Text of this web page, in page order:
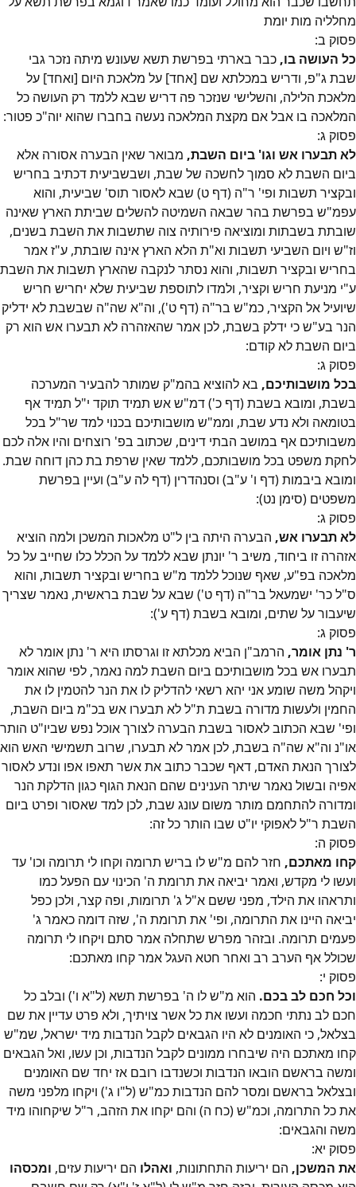
מחלליה מות יומת
פסוק ב:
כל העושה בו, כבר בארתי בפרשת תשא שעונש מיתה נזכר גבי
שבת ג"פ, ודריש במכלתא שם [אחד] על מלאכת היום [ואחד] על
מלאכת הלילה, והשלישי שנזכר פה דריש שבא ללמד רק העושה כל
המלאכה בו אבל אם מקצת המלאכה נעשה בחברו שהוא יוה"כ פטור:
פסוק ג:
לא תבערו אש וגו' ביום השבת, מבואר שאין הבערה אסורה אלא
ביום השבת לא סמוך לחשכה של שבת, ושבשביעית דכתיב בחריש
ובקציר תשבות ופי' ר"ה (דף ט) שבא לאסור תוס' שביעית, והוא
עפמ"ש בפרשת בהר שבאה השמיטה להשלים שביתת הארץ שאינה
שובתת בשבתות ומוציאה פירותיה צוה שתשבות את השבת בשנים,
וז"ש ויום השביעי תשבות וא"ת הלא הארץ אינה שובתת, ע"ז אמר
בחריש ובקציר תשבות, והוא נסתר לנקבה שהארץ תשבות את השבת
ע"י מניעת חריש וקציר, ולמדו לתוספת שביעית שלא יחריש חריש
שיועיל אל הקציר, כמ"ש בר"ה (דף ט'), וה"א שה"ה שבשבת לא ידליק
הנר בע"ש כי ידלק בשבת, לכן אמר שהאזהרה לא תבערו אש הוא רק
ביום השבת לא קודם:
פסוק ג:
בכל מושבותיכם, בא להוציא בהמ"ק שמותר להבעיר המערכה
בשבת, ומובא בשבת (דף כ') דמ"ש אש תמיד תוקד י"ל תמיד אף
בטומאה ולא נדע שבת, וממ"ש מושבותיכם בכנוי למד שר"ל בכל
משבותיכם אף במושב הבתי דינים, שכתוב בפ' רוצחים והיו אלה לכם
לחקת משפט בכל מושבותכם, ללמד שאין שרפת בת כהן דוחה שבת.
ומובא ביבמות (דף ו' ע"ב) וסנהדרין (דף לה ע"ב) ועיין בפרשת
משפטים (סימן נט):
פסוק ג:
לא תבערו אש, הבערה היתה בין ל"ט מלאכות המשכן ולמה הוציא
אזהרה זו ביחוד, משיב ר' יונתן שבא ללמד על הכלל כלו שחייב על כל
מלאכה בפ"ע, שאף שנוכל ללמד מ"ש בחריש ובקציר תשבות, והוא
ס"ל כר' ישמעאל בר"ה (דף ט') שבא על שבת בראשית, נאמר שצריך
שיעבור על שתים, ומובא בשבת (דף ע'):
פסוק ג:
ר' נתן אומר, הרמב"ן הביא מכלתא זו וגרסתו היא ר' נתן אומר לא
תבערו אש בכל מושבותיכם ביום השבת למה נאמר, לפי שהוא אומר
ויקהל משה שומע אני יהא רשאי להדליק לו את הנר להטמין לו את
החמין ולעשות מדורה בשבת ת"ל לא תבערו אש בכ"מ ביום השבת,
ופי' שבא הכתוב לאסור בשבת הבערה לצורך אוכל נפש שביו"ט הותר
או"נ וה"א שה"ה בשבת, לכן אמר לא תבערו, שרוב תשמישי האש הוא
לצורך הנאת האדם, דאף שכבר כתוב את אשר תאפו אפו ונדע לאסור
אפיה ובשול נאמר שיתר הענינים שהם הנאת הגוף כגון הדלקת הנר
ומדורה להתחמם מותר משום עונג שבת, לכן למד שאסור ופרט ביום
השבת ר"ל לאפוקי יו"ט שבו הותר כל זה:
פסוק ה:
קחו מאתכם, חזר להם מ"ש לו בריש תרומה וקחו לי תרומה וכו' עד
ועשו לי מקדש, ואמר יביאה את תרומת ה' הכינוי עם הפעל כמו
ותראהו את הילד, מפני ששם א"ל ג' תרומות, ופה קצר, ולכן כפל
יביאה היינו את התרומה, ופי' את תרומת ה', שזה דומה כאמר ג'
פעמים תרומה. ובזהר מפרש שתחלה אמר סתם ויקחו לי תרומה
שכולל אף הערב רב ואחר חטא העגל אמר קחו מאתכם:
פסוק י:
וכל חכם לב בכם. הוא מ"ש לו ה' בפרשת תשא (ל"א ו') ובלב כל
חכם לב נתתי חכמה ועשו את כל אשר צויתיך, ולא פרט עדיין את שם
בצלאל, כי האומנים לא היו הגבאים לקבל הנדבות מיד ישראל, שמ"ש
קחו מאתכם היה שיבחרו ממונים לקבל הנדבות, וכן עשו, ואל הגבאים
ומשה בראשם הובאו הנדבות וכשנדבו רובם אז יחד שם האומנים
ובצלאל בראשם ומסר להם הנדבות כמ"ש (ל"ו ג') ויקחו מלפני משה
את כל התרומה, וכמ"ש (כח ה) והם יקחו את הזהב, ר"ל שיקחוהו מיד
משה והגבאים:
פסוק יא:
את המשכן, הם יריעות התחתונות, ואהלו הם יריעות עזים, ומכסהו